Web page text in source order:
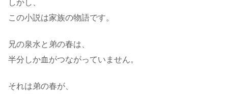
しかし、
この小説は家族の物語です。
兄の泉水と弟の春は、
半分しか血がつながっていません。
それは弟の春が、